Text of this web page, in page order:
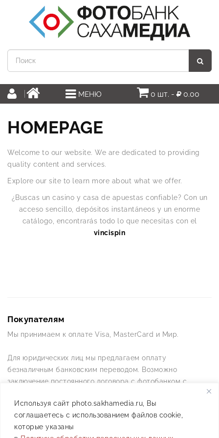
Используя сайт photo.sakhamedia.ru, Вы
соглашаетесь с использованием файлов cookie,
которые указаны
МЕНЮ 0 шт. - 0.00
HOMEPAGE
Welcome to our website. We are dedicated to providing
quality content and services.
Explore our site to learn more about what we offer.
¿Buscas un casino y casa de apuestas confiable? Con un
acceso sencillo, depósitos instantáneos y un enorme
catálogo, encontrarás todo lo que necesitas con el
vincispin
Покупателям
Мы принимаем к оплате Visa, MasterCard и Мир.
Для юридических лиц мы предлагаем оплату
безналичным банковским переводом. Возможно
заключение постоянного договора с фотобанком с
Позвоните нам по телефону +7(4112) 42-09-42 — и мы
ответим на все ваши вопросы